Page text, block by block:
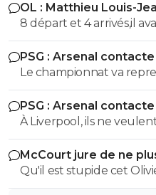
OL : Matthieu Louis-
8 départ et 4 arrivés,il
PSG : Arsenal
relancé
PSG : Arsenal
relancé
À Liverpool, ils ne
joueur en toute fin de
avec eux, comme ce fut
la foulée de son arrivée
McCourt jure de ne
Qu'il est stupide cet
ses commentaires